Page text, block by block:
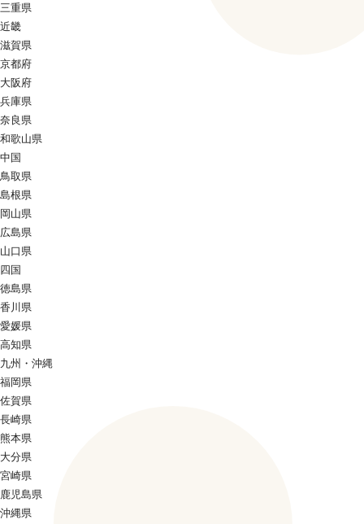
三重県
近畿
滋賀県
京都府
大阪府
兵庫県
奈良県
和歌山県
中国
鳥取県
島根県
岡山県
広島県
山口県
四国
徳島県
香川県
愛媛県
高知県
九州・沖縄
福岡県
佐賀県
長崎県
熊本県
大分県
宮崎県
鹿児島県
沖縄県